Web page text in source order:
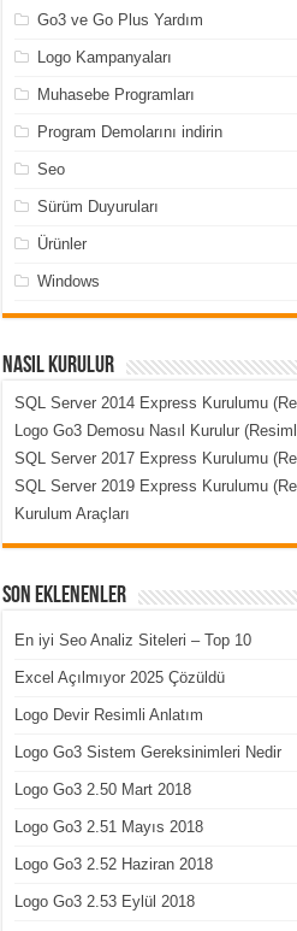
Go3 ve Go Plus Yardım
Logo Kampanyaları
Muhasebe Programları
Program Demolarını indirin
Seo
Sürüm Duyuruları
Ürünler
Windows
Nasıl Kurulur
SQL Server 2014 Express Kurulumu
Logo Go3 Demosu Nasıl Kurulur
SQL Server 2017 Express Kurulumu
SQL Server 2019 Express Kurulumu
Kurulum Araçları
Son Eklenenler
En iyi Seo Analiz Siteleri – Top 10
Excel Açılmıyor 2025 Çözüldü
Logo Devir Resimli Anlatım
Logo Go3 Sistem Gereksinimleri Nedir
Logo Go3 2.50 Mart 2018
Logo Go3 2.51 Mayıs 2018
Logo Go3 2.52 Haziran 2018
Logo Go3 2.53 Eylül 2018